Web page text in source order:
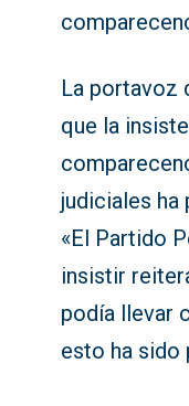
La portavoz
que la
judiciales ha
«El Partido
insistir
podía llevar
esto ha sido